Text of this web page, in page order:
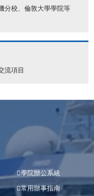
分校、倫敦大學學院等
流項目
學院辦公系統
常用辦事指南